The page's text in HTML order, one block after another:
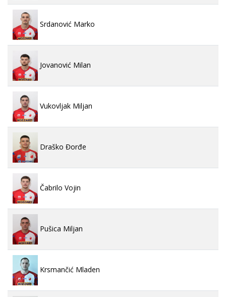
Srdanović Marko
Jovanović Milan
Vukovljak Miljan
Draško Đorđe
Čabrilo Vojin
Pušica Miljan
Krsmančić Mladen